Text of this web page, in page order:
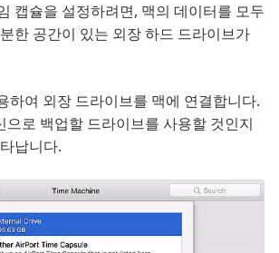
캡슐을 설정하려면, 맥의 데이터를 모두
한 공간이 있는 외장 하드 드라이브가
하여 외장 드라이브를 맥에 연결합니다.
으로 백업할 드라이브를 사용할 것인지
납니다.